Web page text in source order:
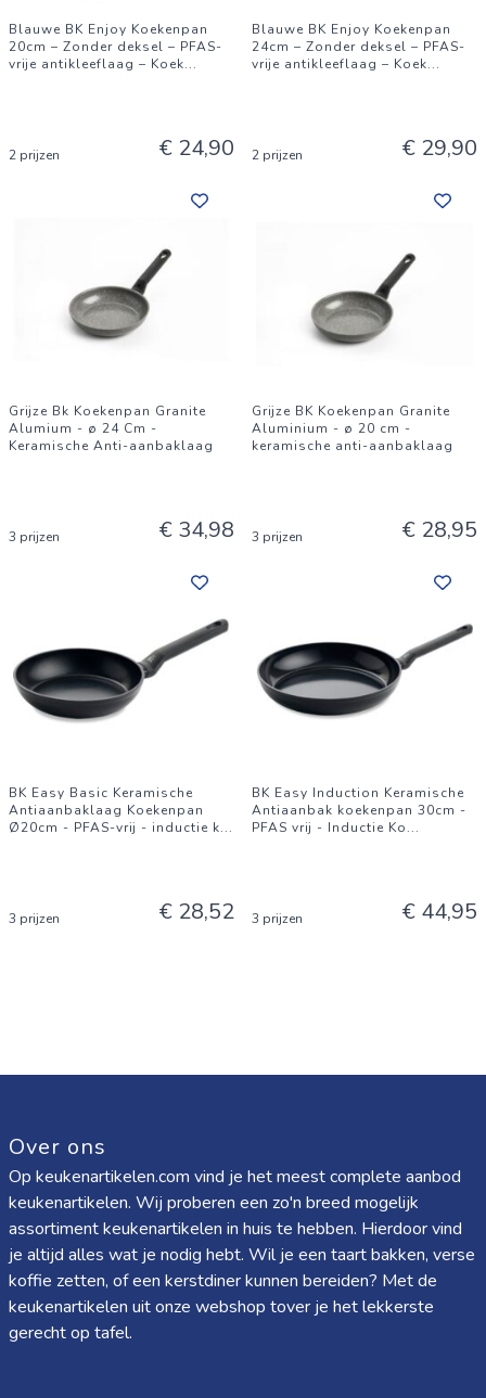
Blauwe BK Enjoy Koekenpan
20cm – Zonder deksel – PFAS-
vrije antikleeflaag – Koek...
2 prijzen € 24,90
Blauwe BK Enjoy Koekenpan
24cm – Zonder deksel – PFAS-
vrije antikleeflaag – Koek...
2 prijzen € 29,90
Grijze Bk Koekenpan Granite
Alumium - ø 24 Cm -
Keramische Anti-aanbaklaag
3 prijzen € 34,98
Grijze BK Koekenpan Granite
Aluminium - ø 20 cm -
keramische anti-aanbaklaag
3 prijzen € 28,95
BK Easy Basic Keramische
Antiaanbaklaag Koekenpan
Ø20cm - PFAS-vrij - inductie k...
3 prijzen € 28,52
BK Easy Induction Keramische
Antiaanbak koekenpan 30cm -
PFAS vrij - Inductie Ko...
3 prijzen € 44,95
Over ons
Op keukenartikelen.com vind je het meest complete aanbod
keukenartikelen. Wij proberen een zo'n breed mogelijk
assortiment keukenartikelen in huis te hebben. Hierdoor vind
je altijd alles wat je nodig hebt. Wil je een taart bakken, verse
koffie zetten, of een kerstdiner kunnen bereiden? Met de
keukenartikelen uit onze webshop tover je het lekkerste
gerecht op tafel.